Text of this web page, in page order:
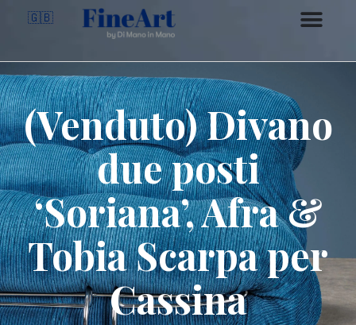
🇬🇧
(Venduto) Divano
due posti
‘Soriana’, Afra &
Tobia Scarpa per
Cassina